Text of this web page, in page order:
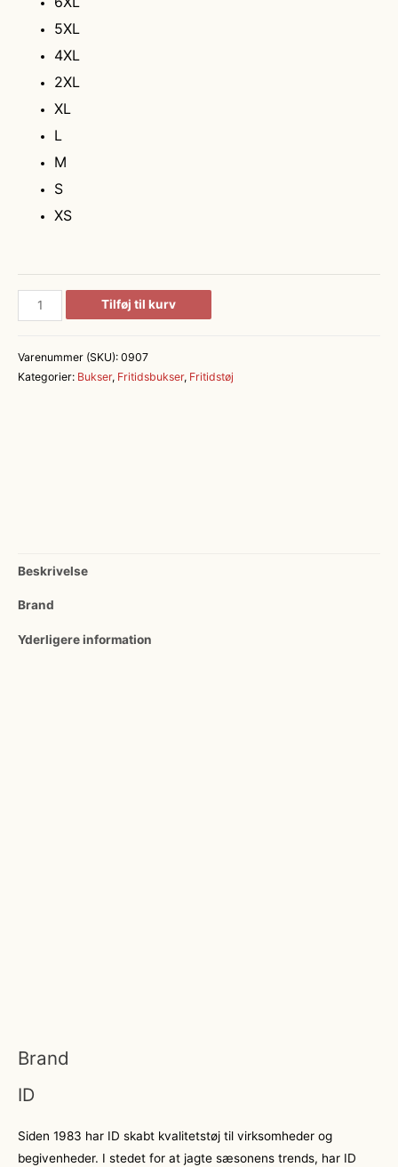
5XL
4XL
2XL
XL
L
M
S
XS
Stretch
buks
multifunktionel
Tilføj til kurv
Varenummer (SKU): 0907
Kategorier: Bukser, Fritidsbukser, Fritidstøj
Beskrivelse
Brand
Yderligere information
Brand
ID
Siden 1983 har ID skabt kvalitetstøj til virksomheder og
begivenheder. I stedet for at jagte sæsonens trends, har ID